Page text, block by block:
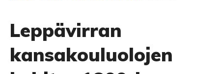
Leppävirran
kansakouluolojen